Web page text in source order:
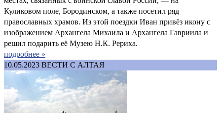
Куликовом поле, Бородинском, а также посетил ряд
православных храмов. Из этой поездки Иван привёз икону с
изображением Архангела Михаила и Архангела Гавриила и
решил подарить её Музею Н.К. Рериха.
подробнее »
10.05.2023 ВЕСТИ С АЛТАЯ